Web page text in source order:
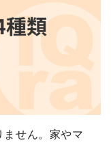
せん。家やマ